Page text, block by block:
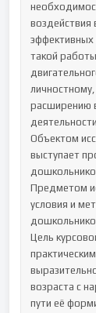
воздействия
эффективных
такой
расширению
Объектом
выступает
Предметом
условия и
Цель
возраста с
пути её